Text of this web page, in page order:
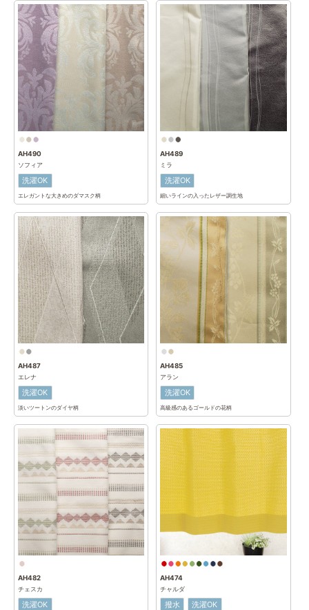
AH490
ソフィア
洗濯OK
エレガントな大きめのダマスク柄
AH489
ミラ
洗濯OK
細いラインの入ったレザー調生地
AH487
エレナ
洗濯OK
淡いツートンのダイヤ柄
AH485
アラン
洗濯OK
高級感のあるゴールドの花柄
AH482
チェスカ
洗濯OK
AH474
チャルダ
撥水 洗濯OK